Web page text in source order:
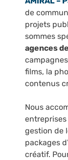
de
projets
sommes
agences
films, la
contenus
Nous
gestion de
packages
créatif.